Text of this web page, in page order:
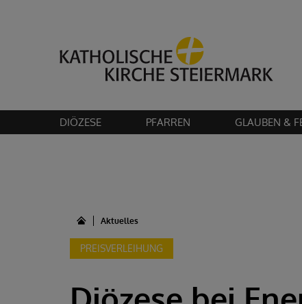
DIÖZESE PFARREN GLAUBEN &
Aktuelles
PREISVERLEIHUNG